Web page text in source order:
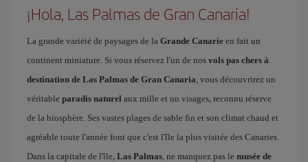
¡Hola, Las Palmas de Gran Canaria!
La grande variété de paysages de la Grande Canarie en fait un
continent miniature. Si vous réservez l'un de nos vols pas chers à
destination de Las Palmas de Gran Canaria, vous découvrirez un
véritable paradis naturel aux mille et un visages, reconnu réserve
de la biosphère. Ses vastes plages de sable fin et son climat chaud et
agréable toute l'année font que c'est l'île la plus visitée des Canaries.
Dans la capitale de l'île, Las Palmas, ne manquez pas le musée de